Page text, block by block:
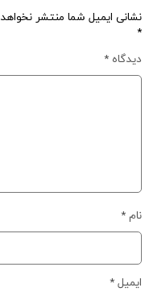
نشانی ایمیل شما منتشر
*
دیدگاه*
نام*
ایمیل*